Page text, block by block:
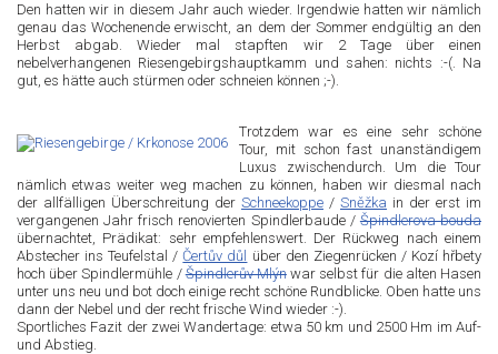
Den hatten wir in diesem Jahr auch wieder. Irgendwie hatten wir nämlich
genau das Wochenende erwischt, an dem der Sommer endgültig an den
Herbst abgab. Wieder mal stapften wir 2 Tage über einen
nebelverhangenen Riesengebirgshauptkamm und sahen: nichts :-(. Na
gut, es hätte auch stürmen oder schneien können ;-).
Trotzdem war es eine sehr schöne
Tour, mit schon fast unanständigem
Luxus zwischendurch. Um die Tour
nämlich etwas weiter weg machen zu können, haben wir diesmal nach
der allfälligen Überschreitung der Schneekoppe / Sněžka in der erst im
vergangenen Jahr frisch renovierten Spindlerbaude /Špindlerova bouda
übernachtet, Prädikat: sehr empfehlenswert. Der Rückweg nach einem
Abstecher ins Teufelstal /Čertův důl über den Ziegenrücken / Kozí hřbety
hoch über Spindlermühle /Špindlerův Mlýnwar selbst für die alten Hasen
unter uns neu und bot doch einige recht schöne Rundblicke. Oben hatte uns
dann der Nebel und der recht frische Wind wieder :-).
Sportliches Fazit der zwei Wandertage: etwa 50 km und 2500 Hm im Auf-
und Abstieg.